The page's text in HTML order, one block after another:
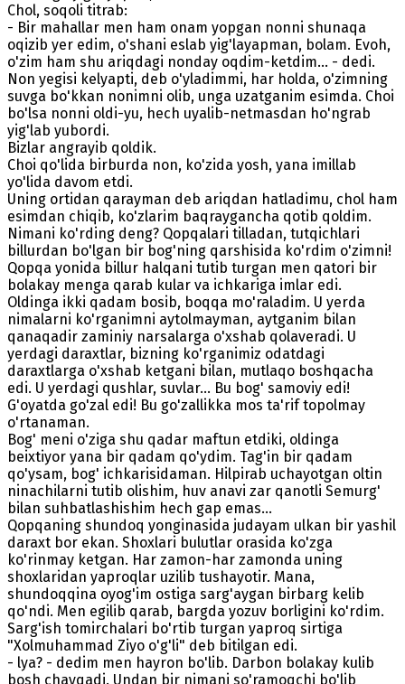
Chol, soqoli titrab:
- Bir mahallar men ham onam yopgan nonni shunaqa
oqizib yer edim, o'shani eslab yig'layapman, bolam. Evoh,
o'zim ham shu ariqdagi nonday oqdim-ketdim... - dedi.
Non yegisi kelyapti, deb o'yladimmi, har holda, o'zimning
suvga bo'kkan nonimni olib, unga uzatganim esimda. Choi
bo'lsa nonni oldi-yu, hech uyalib-netmasdan ho'ngrab
yig'lab yubordi.
Bizlar angrayib qoldik.
Choi qo'lida birburda non, ko'zida yosh, yana imillab
yo'lida davom etdi.
Uning ortidan qarayman deb ariqdan hatladimu, chol ham
esimdan chiqib, ko'zlarim baqraygancha qotib qoldim.
Nimani ko'rding deng? Qopqalari tilladan, tutqichlari
billurdan bo'lgan bir bog'ning qarshisida ko'rdim o'zimni!
Qopqa yonida billur halqani tutib turgan men qatori bir
bolakay menga qarab kular va ichkariga imlar edi.
Oldinga ikki qadam bosib, boqqa mo'raladim. U yerda
nimalarni ko'rganimni aytolmayman, aytganim bilan
qanaqadir zaminiy narsalarga o'xshab qolaveradi. U
yerdagi daraxtlar, bizning ko'rganimiz odatdagi
daraxtlarga o'xshab ketgani bilan, mutlaqo boshqacha
edi. U yerdagi qushlar, suvlar... Bu bog' samoviy edi!
G'oyatda go'zal edi! Bu go'zallikka mos ta'rif topolmay
o'rtanaman.
Bog' meni o'ziga shu qadar maftun etdiki, oldinga
beixtiyor yana bir qadam qo'ydim. Tag'in bir qadam
qo'ysam, bog' ichkarisidaman. Hilpirab uchayotgan oltin
ninachilarni tutib olishim, huv anavi zar qanotli Semurg'
bilan suhbatlashishim hech gap emas...
Qopqaning shundoq yonginasida judayam ulkan bir yashil
daraxt bor ekan. Shoxlari bulutlar orasida ko'zga
ko'rinmay ketgan. Har zamon-har zamonda uning
shoxlaridan yaproqlar uzilib tushayotir. Mana,
shundoqqina oyog'im ostiga sarg'aygan birbarg kelib
qo'ndi. Men egilib qarab, bargda yozuv borligini ko'rdim.
Sarg'ish tomirchalari bo'rtib turgan yaproq sirtiga
"Xolmuhammad Ziyo o'g'li" deb bitilgan edi.
- lya? - dedim men hayron bo'lib. Darbon bolakay kulib
bosh chayqadi. Undan bir nimani so'ramoqchi bo'lib